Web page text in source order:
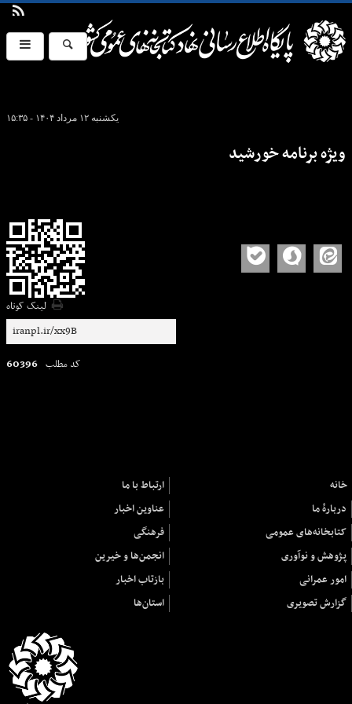
یکشنبه ۱۲ مرداد ۱۴۰۴ - ۱۵:۳۵
ویژه برنامه خورشید
لینک کوتاه
کد مطلب 60396
خانه
ارتباط با ما
دربارهٔ ما
عناوین اخبار
کتابخانه‌های عمومی
فرهنگی
پژوهش و نوآوری
انجمن‌ها و خیرین
امور عمرانی
بازتاب اخبار
گزارش تصویری
استان‌ها